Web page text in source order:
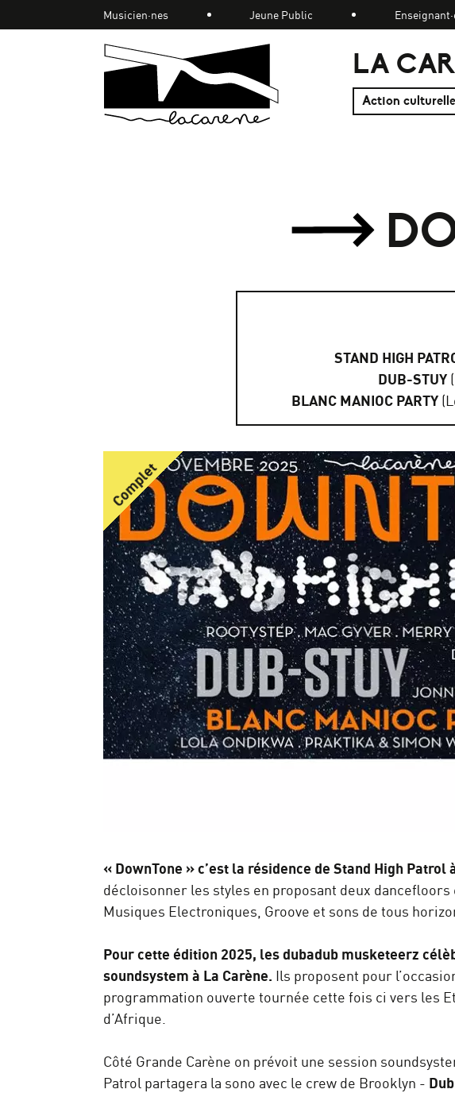
Panneau de gestion des cookies
Accueil LA
Action culturelle
Musicien·nes Jeune Public
STAND HIGH
DUB-STUY
BLANC MANIOC PARTY
Complet
« DownTone » c’est la résidence de Stand High Patrol
décloisonner les styles en proposant deux dancefloors
Musiques Electroniques, Groove et sons de tous
Pour cette édition 2025, les dubadub musketeerz
soundsystem à La Carène. Ils proposent pour
programmation ouverte tournée cette fois ci vers les
d’Afrique.
Côté Grande Carène on prévoit une session
Patrol partagera la sono avec le crew de Brooklyn -